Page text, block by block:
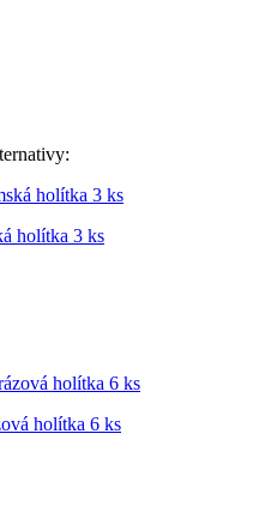
holítka 3 ks
holítka 6 ks